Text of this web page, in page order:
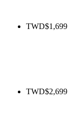
TWD$1,699
TWD$2,699